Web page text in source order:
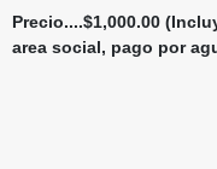
Precio....$1,000.00
area social, pago por